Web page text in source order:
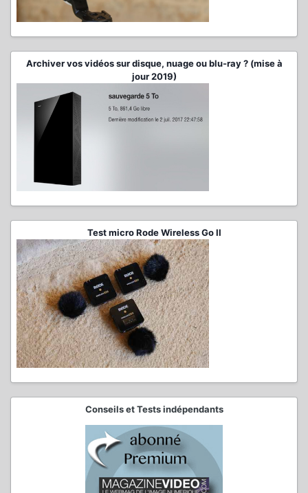
Archiver vos vidéos sur disque, nuage ou blu-ray ? (mise à
jour 2019)
Test micro Rode Wireless Go II
Conseils et Tests indépendants